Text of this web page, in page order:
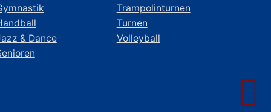
& Dance
Trampolinturnen
Turnen
Volleyball